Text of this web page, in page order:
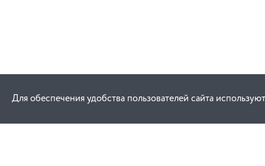
Для обеспечения удобства пользователей сайта